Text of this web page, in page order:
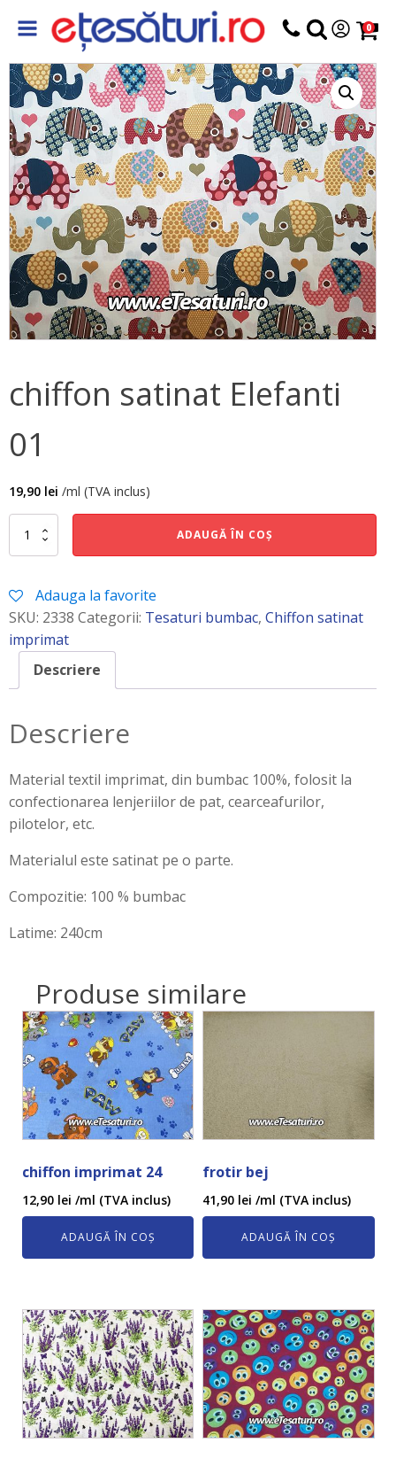
0
chiffon satinat Elefanti
01
19,90 lei /ml (TVA inclus)
Cantitate
01
ADAUGĂ ÎN COȘ
Adauga la favorite
SKU: 2338 Categorii: Tesaturi bumbac, Chiffon satinat
imprimat
Descriere
Descriere
Material textil imprimat, din bumbac 100%, folosit la
confectionarea lenjeriilor de pat, cearceafurilor,
pilotelor, etc.
Materialul este satinat pe o parte.
Compozitie: 100 % bumbac
Latime: 240cm
Produse similare
chiffon imprimat 24
12,90 lei /ml (TVA inclus)
ADAUGĂ ÎN COȘ
frotir bej
41,90 lei /ml (TVA inclus)
ADAUGĂ ÎN COȘ